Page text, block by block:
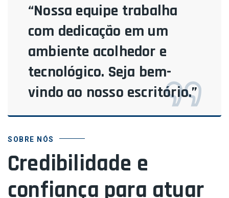
“Nossa equipe trabalha
com dedicação em um
ambiente acolhedor e
tecnológico. Seja bem-
vindo ao nosso escritório.”
SOBRE NÓS
Credibilidade e
confiança para atuar